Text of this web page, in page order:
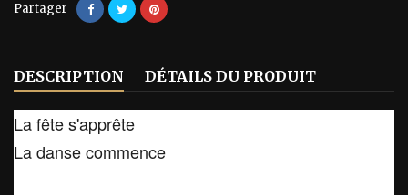
Partager
DESCRIPTION DÉTAILS DU PRODUIT
La fête s'apprête
La danse commence